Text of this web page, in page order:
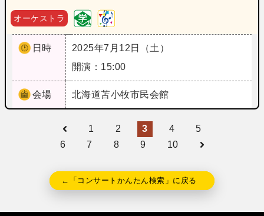
オーケストラ
日時
2025年7月12日（土）
開演：15:00
会場 北海道苫小牧市民会館
1 2 3 4
5
6
7 8 9 10
←「コンサートかんたん検索」に戻る